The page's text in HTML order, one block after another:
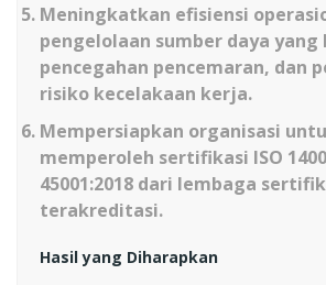
Meningkatkan efisiensi
pengelolaan sumber daya
pencegahan pencemaran, dan
risiko kecelakaan kerja.
Mempersiapkan organisasi
memperoleh sertifikasi ISO
45001:2018 dari lembaga
terakreditasi.
Hasil yang Diharapkan